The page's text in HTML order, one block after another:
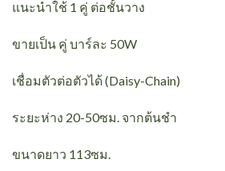
แนะนำใช้ 1 คู่ ต่อชั้นวาง
ขายเป็น คู่ บาร์ละ 50W
เชื่อมตัวต่อตัวได้ (Daisy-Chain)
ระยะห่าง 20-50ซม. จากต้นชำ
ขนาดยาว 113ซม.